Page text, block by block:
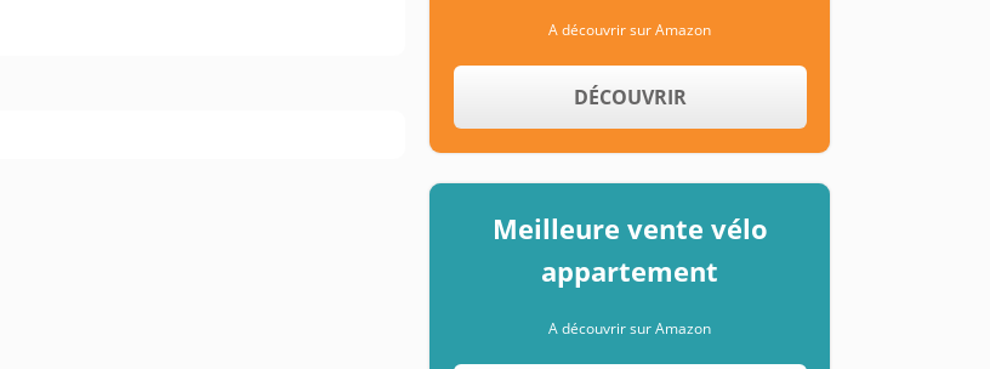
A découvrir sur Amazon
DÉCOUVRIR
Meilleure vente vélo
appartement
A découvrir sur Amazon